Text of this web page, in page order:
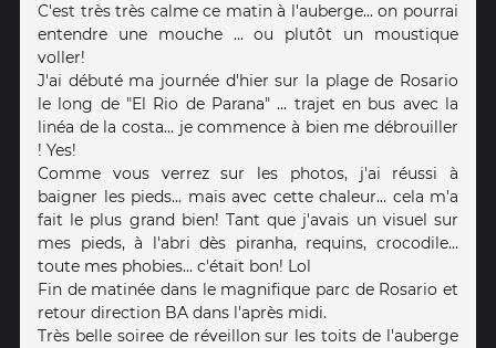
C'est très très calme ce matin à l'auberge... on pourrai
entendre une mouche ... ou plutôt un moustique
voller!
J'ai débuté ma journée d'hier sur la plage de Rosario
le long de "El Rio de Parana" ... trajet en bus avec la
linéa de la costa... je commence à bien me débrouiller
! Yes!
Comme vous verrez sur les photos, j'ai réussi à
baigner les pieds... mais avec cette chaleur... cela m'a
fait le plus grand bien! Tant que j'avais un visuel sur
mes pieds, à l'abri dès piranha, requins, crocodile...
toute mes phobies... c'était bon! Lol
Fin de matinée dans le magnifique parc de Rosario et
retour direction BA dans l'après midi.
Très belle soiree de réveillon sur les toits de l'auberge